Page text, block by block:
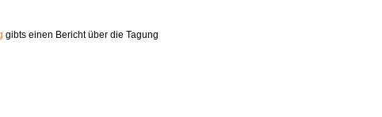
gibts einen Bericht über die Tagung